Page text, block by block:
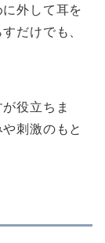
外して耳を
だけでも、
役立ちま
刺激のもと